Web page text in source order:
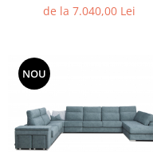
de la 7.040,00 Lei
NOU